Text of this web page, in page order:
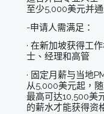
至少5,000美元并
-申请人需满足：
· 在新加坡获得工
士、经理和高管
· 固定月薪与当地
从5,000美元起，
最高可达10,500美
的薪水才能获得资